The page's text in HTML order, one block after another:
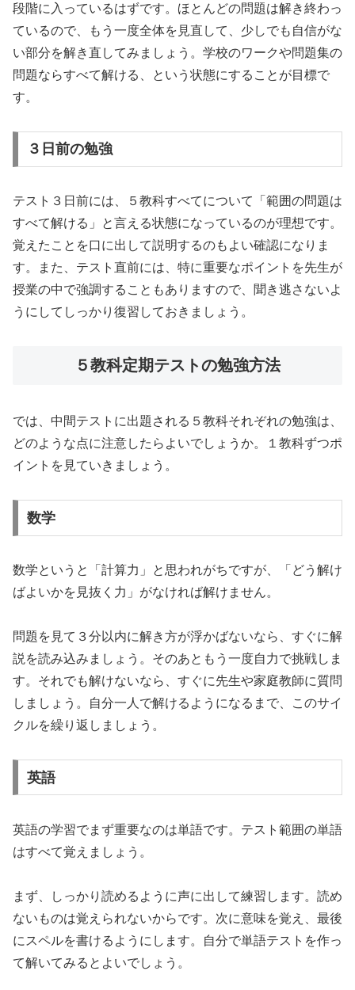
段階に入っているはずです。ほとんどの問題は解き終わっ
ているので、もう一度全体を見直して、少しでも自信がな
い部分を解き直してみましょう。学校のワークや問題集の
問題ならすべて解ける、という状態にすることが目標で
す。
３日前の勉強
テスト３日前には、５教科すべてについて「範囲の問題は
すべて解ける」と言える状態になっているのが理想です。
覚えたことを口に出して説明するのもよい確認になりま
す。また、テスト直前には、特に重要なポイントを先生が
授業の中で強調することもありますので、聞き逃さないよ
うにしてしっかり復習しておきましょう。
５教科定期テストの勉強方法
では、中間テストに出題される５教科それぞれの勉強は、
どのような点に注意したらよいでしょうか。１教科ずつポ
イントを見ていきましょう。
数学
数学というと「計算力」と思われがちですが、「どう解け
ばよいかを見抜く力」がなければ解けません。
問題を見て３分以内に解き方が浮かばないなら、すぐに解
説を読み込みましょう。そのあともう一度自力で挑戦しま
す。それでも解けないなら、すぐに先生や家庭教師に質問
しましょう。自分一人で解けるようになるまで、このサイ
クルを繰り返しましょう。
英語
英語の学習でまず重要なのは単語です。テスト範囲の単語
はすべて覚えましょう。
まず、しっかり読めるように声に出して練習します。読め
ないものは覚えられないからです。次に意味を覚え、最後
にスペルを書けるようにします。自分で単語テストを作っ
て解いてみるとよいでしょう。